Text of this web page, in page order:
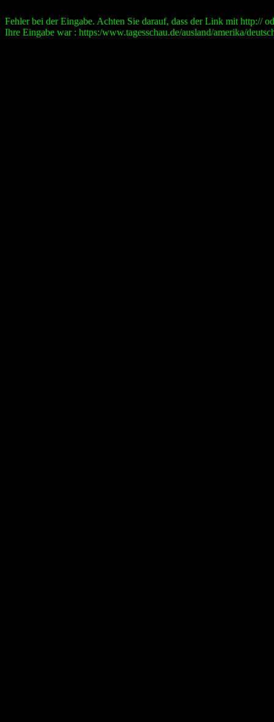
Fehler bei der Eingabe. Achten Sie darauf, dass der Link mit http://
Ihre Eingabe war : https:/www.tagesschau.de/ausland/amerika/